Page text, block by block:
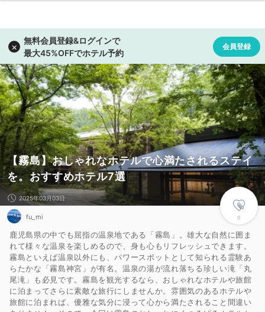
【霧島】おしゃれなホテルで心満たされるステイ
を。おすすめホテル7選
0
2025年03月03日
fu_mi
鹿児島県の中でも屈指の温泉地である「霧島」。雄大な自然に囲ま
れて様々な温泉を楽しめるので、身も心もリフレッシュできます。
霧島といえば温泉以外にも、パワースポットとして知られる霊験あ
らたかな「霧島神宮」が有名。温泉の湯が流れ落ちる珍しい滝「丸
尾滝」も必見です。霧島を観光するなら、おしゃれなホテルや旅館
に泊まってさらに素敵な旅行にしませんか。雰囲気のあるホテルや
旅館に泊まれば、優雅な気分に浸って心から満たされること間違い